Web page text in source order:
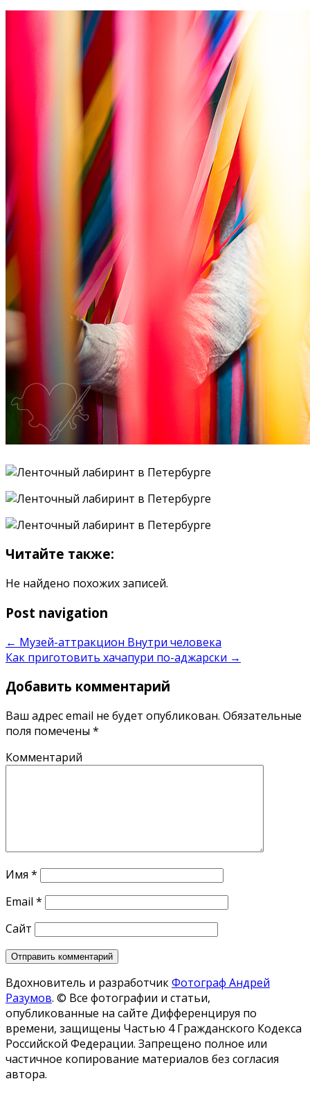
Читайте также:
Не найдено похожих записей.
Post navigation
← Музей-аттракцион Внутри человека
Как приготовить хачапури по-аджарски →
Добавить комментарий
Ваш адрес email не будет опубликован. Обязательные
поля помечены *
Комментарий
Имя *
Email *
Сайт
Вдохновитель и разработчикФотограф Андрей
Разумов. © Все фотографии и статьи,
опубликованные на сайте Дифференцируя по
времени, защищены Частью 4 Гражданского Кодекса
Российской Федерации. Запрещено полное или
частичное копирование материалов без согласия
автора.